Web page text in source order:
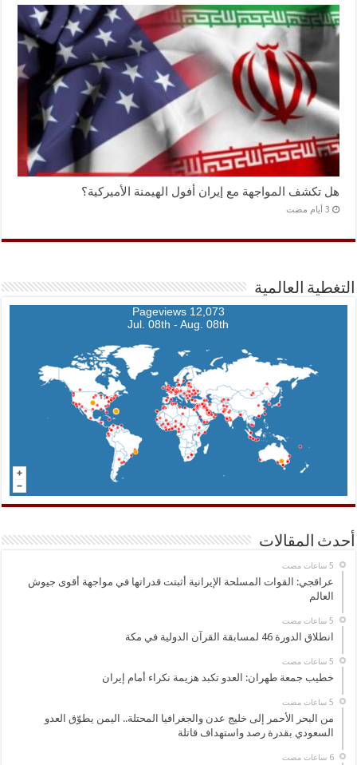
هل تكشف المواجهة مع إيران أفول الهيمنة الأميركية؟
التغطية العالمية
12,073 Pageviews
Jul. 08th - Aug. 08th
أحدث المقالات
عراقجي: القوات المسلحة الإيرانية أثبتت قدراتها في مواجهة أقوى جيوش
العالم
انطلاق الدورة 46 لمسابقة القرآن الدولية في مكة
خطيب جمعة طهران: العدو تكبد هزيمة نكراء أمام إيران
من البحر الأحمر إلى خليج عدن والجغرافيا المحتلة.. اليمن يطوّق العدو
السعودي بقدرة رصد واستهداف قاتلة
‏6 ساعات مضت